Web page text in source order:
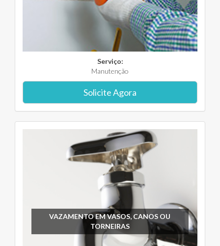
Serviço:
Manutenção
Solicite Agora
VAZAMENTO EM VASOS, CANOS OU
TORNEIRAS